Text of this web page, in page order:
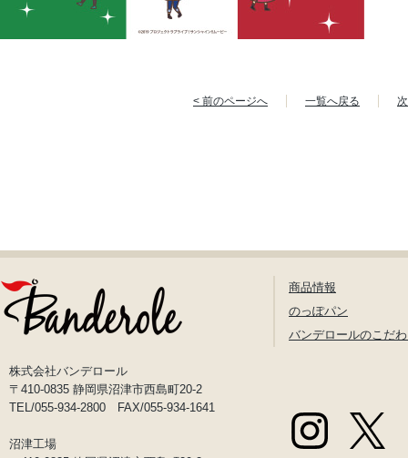
< 前のページへ 一覧へ戻る
株式会社バンデロール
〒410-0835 静岡県沼津市西島町20-2
TEL/055-934-2800 FAX/055-934-1641
沼津工場
商品情報
のっぽパン
バンデロールのこだ